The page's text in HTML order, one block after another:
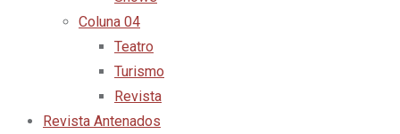
Coluna 04
Teatro
Turismo
Revista
Revista Antenados